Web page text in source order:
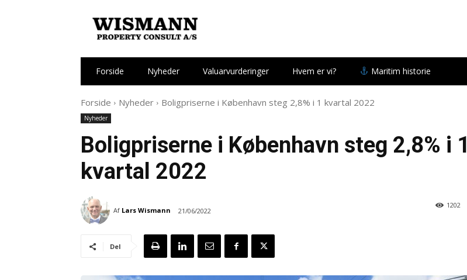
Forside Nyheder Valuarvurderinger Hvem er vi? Maritim historie
Forside Nyheder Boligpriserne i København steg 2,8% i 1 kvartal 2022
Nyheder
Boligpriserne i København steg 2,8% i 1
kvartal 2022
Af Lars Wismann 21/06/2022
1202
Del